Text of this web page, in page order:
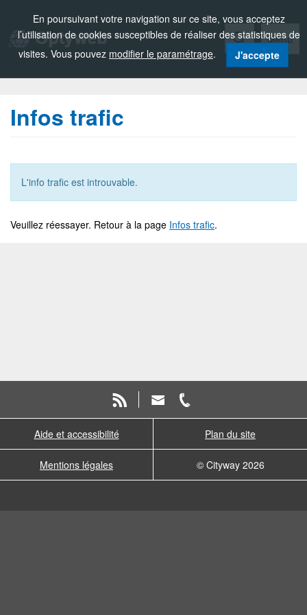
En poursuivant votre navigation sur ce site, vous acceptez
l’utilisation de cookies susceptibles de réaliser des statistiques de
visites. Vous pouvez modifier le paramétrage. J'accepte
Menu
Infos trafic
L'info trafic est introuvable.
Veuillez réessayer. Retour à la page Infos trafic.
Aide et accessibilité Plan du site
Mentions légales © Cityway 2026